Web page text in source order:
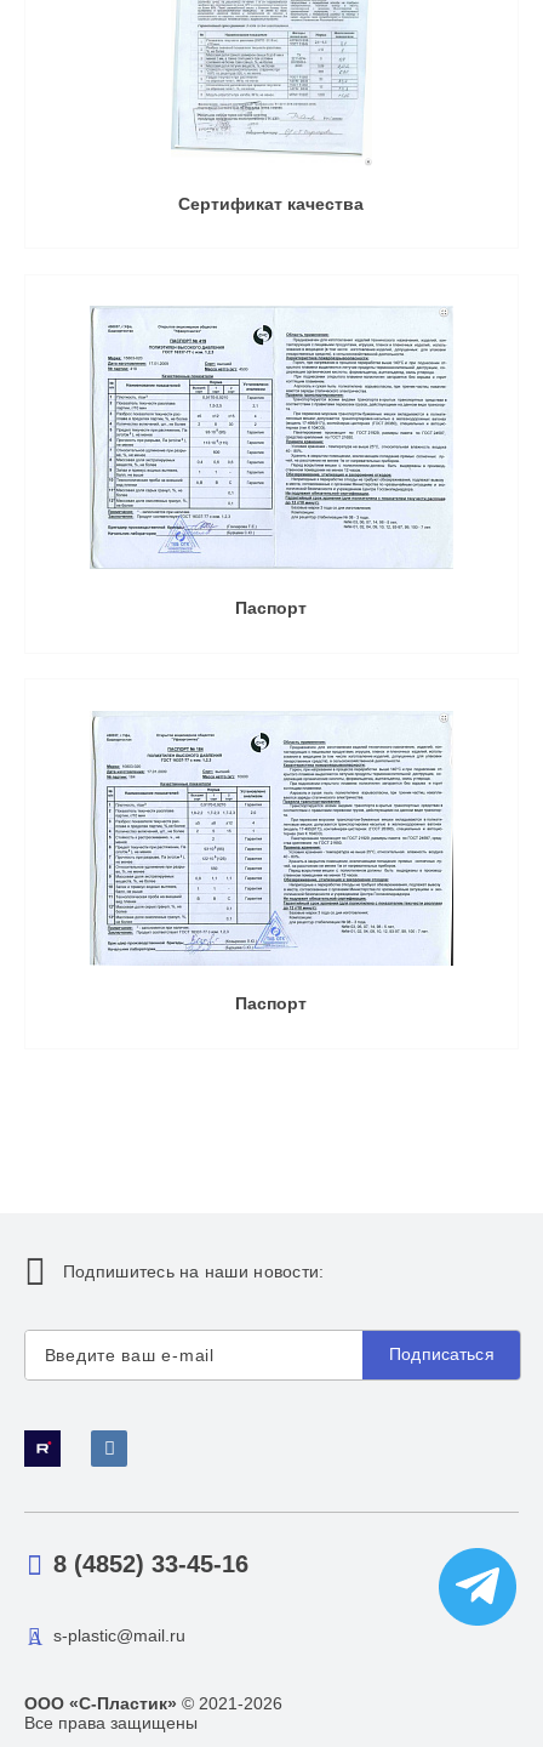
Сертификат качества
Паспорт
Паспорт
Подпишитесь на наши новости:
Подписаться
8 (4852) 33-45-16
s-plastic@mail.ru
ООО «С-Пластик» © 2021-2026
Все права защищены